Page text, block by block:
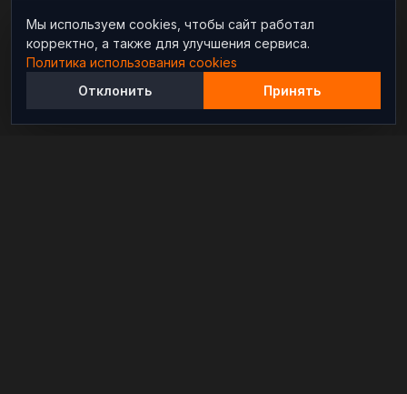
Мы используем cookies, чтобы сайт работал
корректно, а также для улучшения сервиса.
Политика использования cookies
Отклонить
Принять